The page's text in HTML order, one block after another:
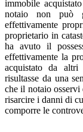
immobile
notaio non può
effettivamente
proprietario in
ha avuto il
effettivamente la
acquistato da altri
risultasse da una
che il notaio
risarcire i danni di
comporre le